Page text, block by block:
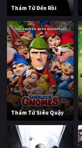
Thám Tử Đến Rồi
Thám Tử Siêu Quậy